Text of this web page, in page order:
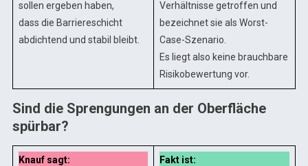
sollen ergeben haben,
dass die Barriereschicht
abdichtend und stabil bleibt.
Verhältnisse getroffen und
bezeichnet sie als Worst-
Case-Szenario.
Es liegt also keine brauchbare
Risikobewertung vor.
Sind die Sprengungen an der Oberfläche
spürbar?
Knauf sagt: Fakt ist: